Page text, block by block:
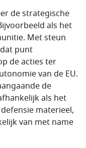
de strategische
als het
Met steun
punt
de acties ter
van de EU.
de
als het
materieel,
van met name